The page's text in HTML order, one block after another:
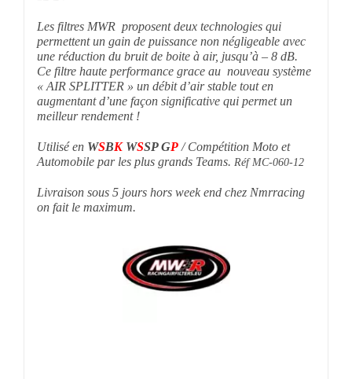
Les filtres MWR proposent deux technologies qui
permettent un gain de puissance non négligeable avec
une réduction du bruit de boite à air, jusqu’à – 8 dB.
Ce filtre haute performance grace au nouveau système
« AIR SPLITTER » un débit d’air stable tout en
augmentant d’une façon significative qui permet un
meilleur rendement !
Utilisé en WSBKWSSP GP/ Compétition Moto et
Automobile par les plus grands Teams. Réf MC-060-12
Livraison sous 5 jours hors week end chez Nmrracing
on fait le maximum.